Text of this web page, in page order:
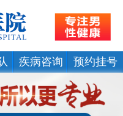
疾病咨询 预约挂号